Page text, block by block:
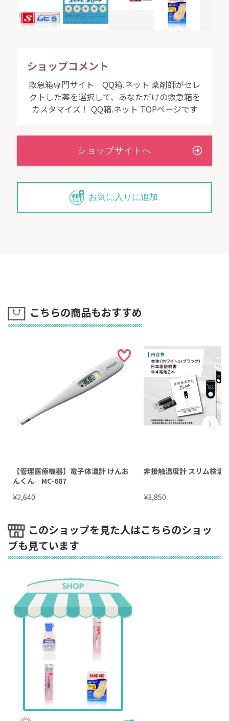
ショップコメント
救急箱専門サイト QQ箱.ネット 薬剤師がセレ
クトした薬を選択して、あなただけの救急箱を
カスタマイズ！ QQ箱.ネット TOPページです
お気に入りに追加
こちらの商品もおすすめ
【管理医療機器】電子体温計 けんお
んくん MC-687
¥2,640
非接触温度計 スリム検温
¥3,850
このショップを見た人はこちらのショッ
プも見ています